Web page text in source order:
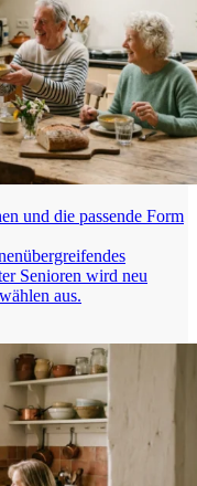
und die passende Form
Senioren wird neu
aus.